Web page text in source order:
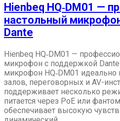
Hienbeq HQ‑DM01 —
настольный
Dante
Hienbeq HQ‑DM01 —
микрофон с поддержкой
микрофон HQ‑DM01
залов, переговорных и AV-
поддерживает несколько
питается через PoE или
обеспечивает высокую